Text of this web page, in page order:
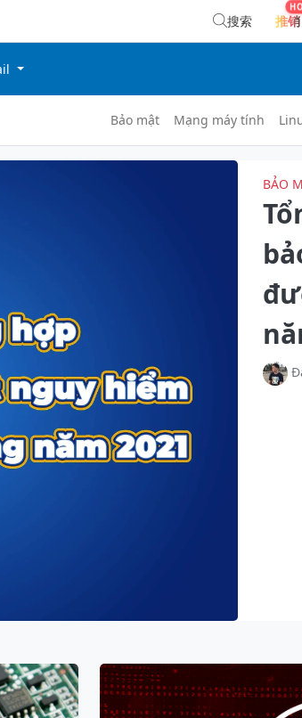
搜索 推销
Bảo mật Mạng máy tính
BẢO